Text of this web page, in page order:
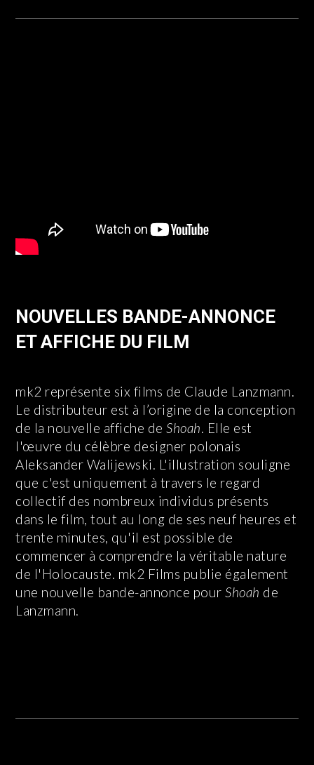
NOUVELLES BANDE-ANNONCE
ET AFFICHE DU FILM
mk2 représente six films de Claude Lanzmann.
Le distributeur est à l’origine de la conception
de la nouvelle affiche deShoah. Elle est
l'œuvre du célèbre designer polonais
Aleksander Walijewski. L'illustration souligne
que c'est uniquement à travers le regard
collectif des nombreux individus présents
dans le film, tout au long de ses neuf heures et
trente minutes, qu'il est possible de
commencer à comprendre la véritable nature
de l'Holocauste. mk2 Films publie également
une nouvelle bande-annonce pourShoah de
Lanzmann.